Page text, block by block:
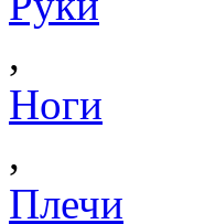
,
Ноги
,
Плечи